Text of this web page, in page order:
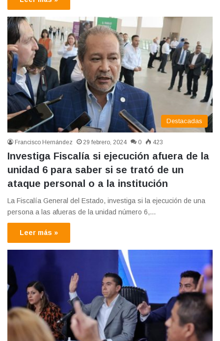
Destacadas
Francisco Hernández 29 febrero, 2024 0 423
Investiga Fiscalía si ejecución afuera de la
unidad 6 para saber si se trató de un
ataque personal o a la institución
La Fiscalía General del Estado, investiga si la ejecución de una
persona a las afueras de la unidad número 6,…
Leer más »